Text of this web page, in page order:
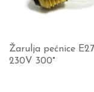
Žarulja pećnice
230V 300°